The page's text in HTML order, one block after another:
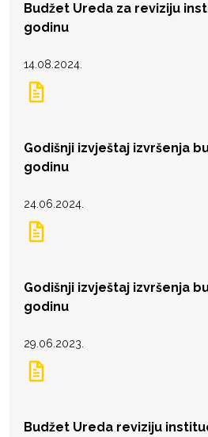
Budžet Ureda za reviziju
godinu
14.08.2024.
Godišnji izvještaj izvršenja
godinu
24.06.2024.
Godišnji izvještaj izvršenja
godinu
29.06.2023.
Budžet Ureda reviziju